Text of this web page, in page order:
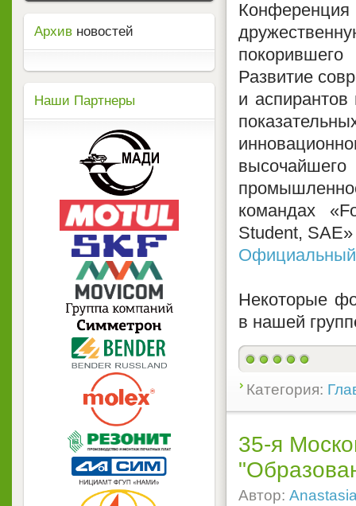
Развитие
и
командах
Student,
Официальный
Некоторые
в нашей
Категория:
35-я
Автор:
Архив новостей
Наши Партнеры